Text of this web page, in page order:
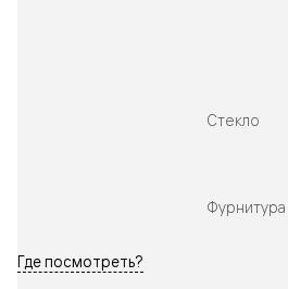
Стекло
Фурнитура
Где посмотреть?